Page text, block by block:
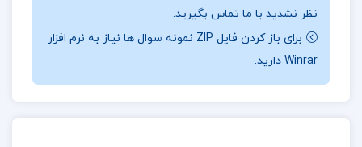
می‌دهد که چگونه اندیشه‌های او مسیری جدید در
فلسفه و تفکر ایجاد کرده است.
زفرانسکی
نظر نشدید با ما تماس بگیرید.
برای باز کردن فایل ZIP نمونه سوال ها نیاز به نرم افزار
Winrar دارید.